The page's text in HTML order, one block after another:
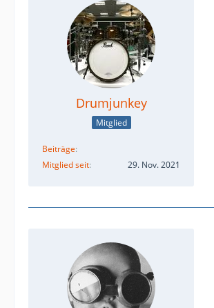
Drumjunkey
Mitglied
Beiträge
Mitglied seit
29. Nov. 2021